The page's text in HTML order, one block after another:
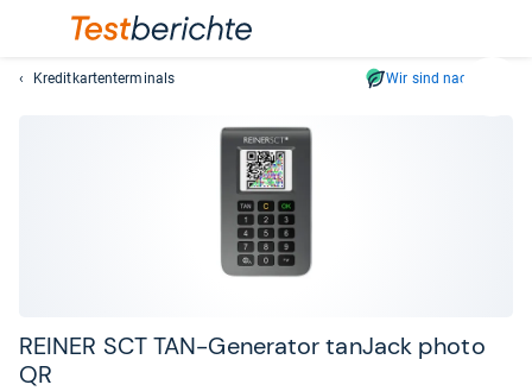
Kreditkartenterminals Wir sind nachhaltig
REI­NER SCT TAN-​Gene­ra­tor tan­Jack photo
QR